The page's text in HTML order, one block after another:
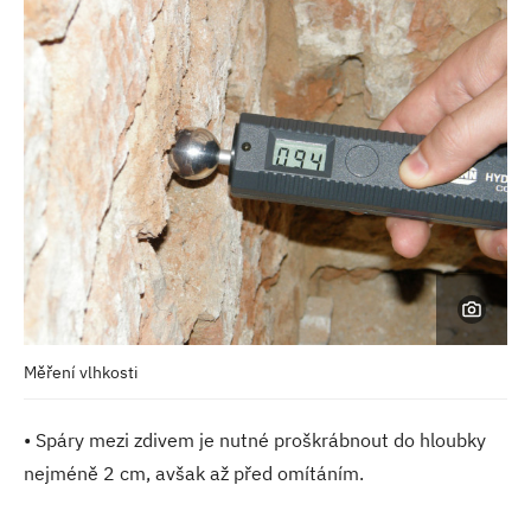
Měření vlhkosti
• Spáry mezi zdivem je nutné proškrábnout do hloubky
nejméně 2 cm, avšak až před omítáním.